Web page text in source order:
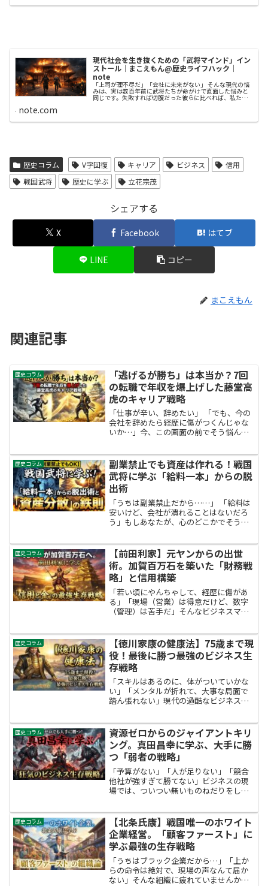
現代社会を生き抜くための「武将マインド」イン
ストール｜まこえもん@歴史ライフハック｜
note
「上司が理不尽だ」「会社に未来がない」 そんな現代の悩
みは、実は数百年前に武将たちが命がけで直面した悩みと
同じです。失敗すれば切腹だった彼らに比べれば、私たち
note.com
歴史コラム V字回復 キャリア ビジネス
信用
戦国武将
歴史に学ぶ 立花宗茂
シェアする
X Facebook はてブ
LINE コピー
まこえもん
関連記事
歴史コラム
「逃げるが勝ち」は本当か？7回
の転職で年収を爆上げした藤堂高
虎のキャリア戦略
「仕事が辛い、辞めたい」 「でも、今の
会社を辞めたら経歴に傷がつくんじゃな
いか…」今、この画面の前でそう悩んで
は昔から「石の上にも三年」と言われ、
一つの会社に尽くし...
歴史コラム
副業禁止でも資産は作れる！戦国
武将に学ぶ「給料一本」からの脱
出術
「うちは副業禁止だから……」 「給料は
安いけど、会社が潰れることはないだろ
う」もしあなたが、心のどこかでそう思
戦場に立っている」のと同じかもしれま
せん。物価上昇、増税...
歴史コラム
【前田利家】元ヤンからの出世
術。加賀百万石を築いた「財務戦
略」と信用構築
「若い頃にやんちゃして、経歴に傷があ
る」「現場（営業）は得意だけど、数字
（管理）は苦手だ」そんなビジネスマン
いえ）】です。彼は若い頃、派手な格好
をして暴れ回る「傾奇者...
歴史コラム
【徳川家康の健康法】75歳まで現
役！最後に勝つ最強のビジネス生
存戦略
「スキルはあるのに、体がついていかな
い」「メンタルが折れて、大事な局面で
踏ん張れない」現代の過酷なビジネス現
のブラック環境で、 最後に天下を獲った
のは、天才・信長でも...
歴史コラム
資源ゼロからのジャイアントキリ
ング。真田昌幸に学ぶ、大手に勝
つ「弱者の戦略」
「予算がない」「人が足りない」「競合
他社が強すぎて勝てない」ビジネスの現
場では、ついつい無いものねだりをした
て、実はどこにもありません。もしあな
たが、圧倒的な強者に囲まれ...
歴史コラム
【北条氏康】戦国唯一のホワイト
企業経営。「顧客ファースト」に
学ぶ最強の生存戦略
「うちはブラック企業だから…」「上か
らの命令は絶対で、現場の声なんて届か
ない」そんな組織に疲れていませんか？